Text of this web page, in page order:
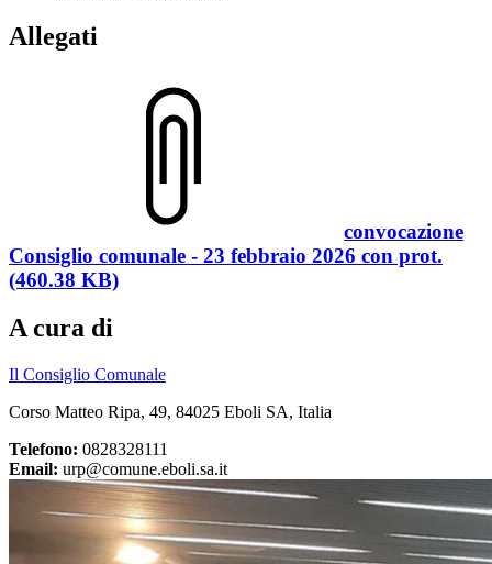
Allegati
convocazione
Consiglio comunale - 23 febbraio 2026 con prot.
(460.38 KB)
A cura di
Il Consiglio Comunale
Corso Matteo Ripa, 49, 84025 Eboli SA, Italia
Telefono: 0828328111
Email: urp@comune.eboli.sa.it